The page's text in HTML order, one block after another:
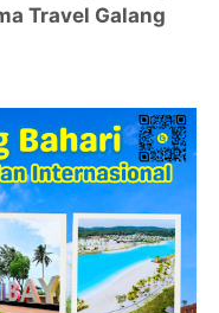
Travel Galang